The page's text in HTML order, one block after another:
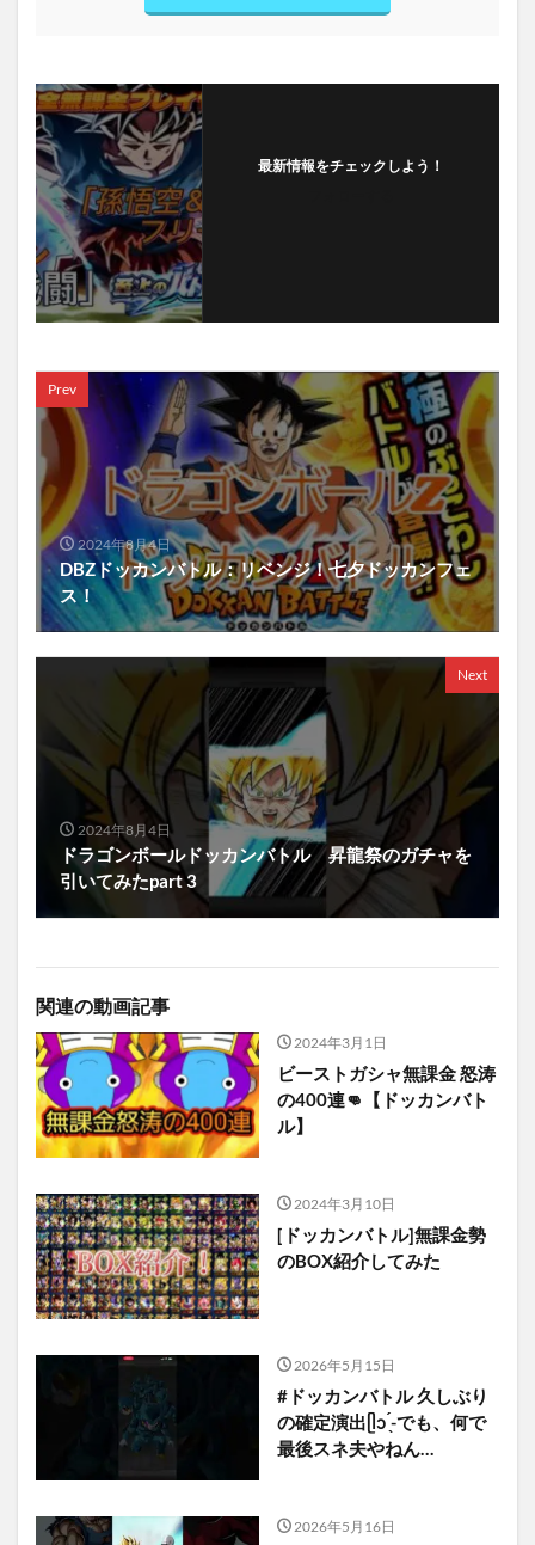
最新情報をチェックしよう！
Prev
2024年8月4日
DBZドッカンバトル：リベンジ！七夕ドッカンフェ
ス！
Next
2024年8月4日
ドラゴンボールドッカンバトル 昇龍祭のガチャを
引いてみたpart 3
関連の動画記事
2024年3月1日
ビーストガシャ無課金 怒涛
の400連👊【ドッカンバト
ル】
2024年3月10日
[ドッカンバトル]無課金勢
のBOX紹介してみた
2026年5月15日
#ドッカンバトル 久しぶり
の確定演出ᥫᩣ ̖́-でも、何で
最後スネ夫やねん…
2026年5月16日